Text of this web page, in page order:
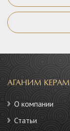
АГАНИМ
О компании
Статьи